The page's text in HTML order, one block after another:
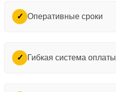
✓ Оперативные сроки
✓ Гибкая система оплаты